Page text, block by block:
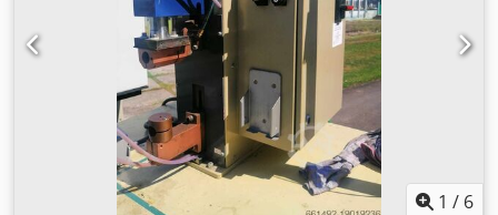
1 / 6